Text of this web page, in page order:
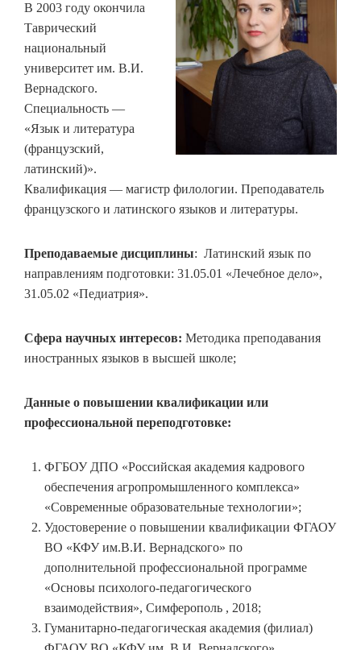
В 2003 году окончила
Таврический
национальный
университет им. В.И.
Вернадского.
Специальность —
«Язык и литература
(французский,
латинский)».
Квалификация — магистр филологии. Преподаватель
французского и латинского языков и литературы.
Преподаваемые дисциплины: Латинский язык по
направлениям подготовки: 31.05.01 «Лечебное дело»,
31.05.02 «Педиатрия».
Сфера научных интересов: Методика преподавания
иностранных языков в высшей школе;
Данные о повышении квалификации или
профессиональной переподготовке:
ФГБОУ ДПО «Российская академия кадрового
обеспечения агропромышленного комплекса»
«Современные образовательные технологии»;
Удостоверение о повышении квалификации ФГАОУ
ВО «КФУ им.В.И. Вернадского» по
дополнительной профессиональной программе
«Основы психолого-педагогического
взаимодействия», Симферополь , 2018;
Гуманитарно-педагогическая академия (филиал)